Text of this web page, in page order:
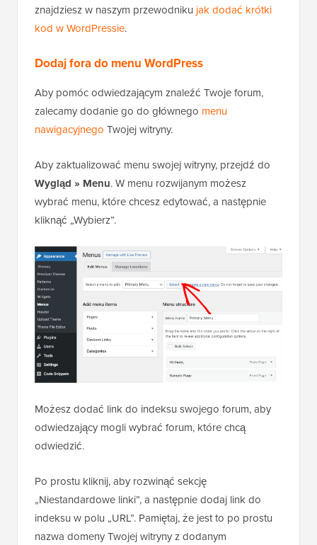
znajdziesz w naszym przewodniku jak dodać krótki
kod w WordPressie.
Dodaj fora do menu WordPress
Aby pomóc odwiedzającym znaleźć Twoje forum,
zalecamy dodanie go do głównego menu
nawigacyjnego Twojej witryny.
Aby zaktualizować menu swojej witryny, przejdź do
Wygląd » Menu. W menu rozwijanym możesz
wybrać menu, które chcesz edytować, a następnie
kliknąć „Wybierz”.
Możesz dodać link do indeksu swojego forum, aby
odwiedzający mogli wybrać forum, które chcą
odwiedzić.
Po prostu kliknij, aby rozwinąć sekcję
„Niestandardowe linki”, a następnie dodaj link do
indeksu w polu „URL”. Pamiętaj, że jest to po prostu
nazwa domeny Twojej witryny z dodanym